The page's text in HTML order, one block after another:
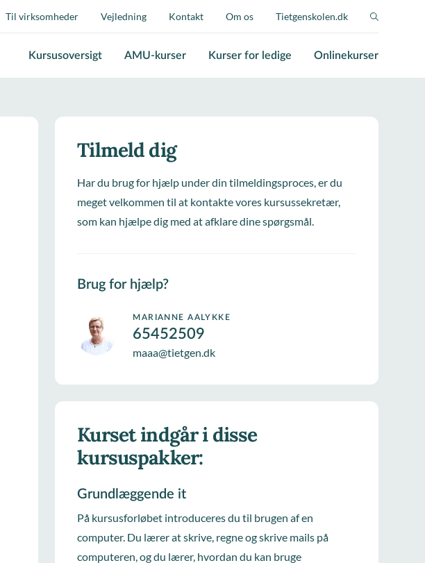
Til virksomheder Vejledning Kontakt Om os Tietgenskolen.dk
Kursusoversigt AMU-kurser Kurser for ledige Onlinekurser
Tilmeld dig
Har du brug for hjælp under din tilmeldingsproces, er du
meget velkommen til at kontakte vores kursussekretær,
som kan hjælpe dig med at afklare dine spørgsmål.
Brug for hjælp?
MARIANNE AALYKKE
65452509
maaa@tietgen.dk
Kurset indgår i disse
kursuspakker:
Grundlæggende it
På kursusforløbet introduceres du til brugen af en
computer. Du lærer at skrive, regne og skrive mails på
computeren, og du lærer, hvordan du kan bruge